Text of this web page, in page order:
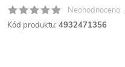
Neohodnoceno
Kód produktu: 4932471356